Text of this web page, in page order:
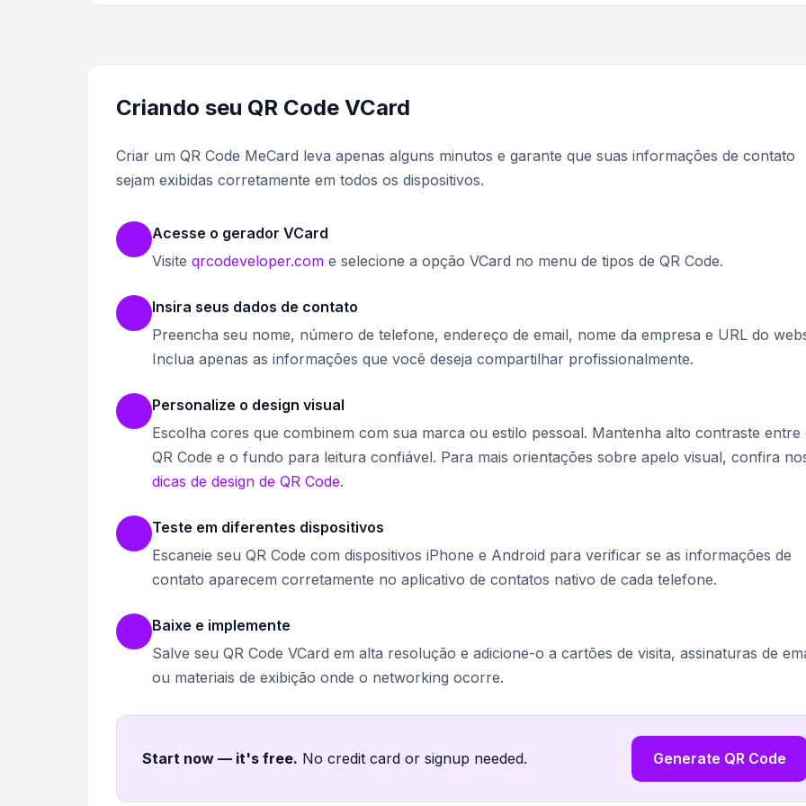
Criando seu QR Code VCard
Criar um QR Code MeCard leva apenas alguns minutos e garante que suas informações de contato
sejam exibidas corretamente em todos os dispositivos.
Acesse o gerador VCard
Visite qrcodeveloper.com e selecione a opção VCard no menu de tipos de QR Code.
Insira seus dados de contato
Preencha seu nome, número de telefone, endereço de email, nome da empresa e URL do
Inclua apenas as informações que você deseja compartilhar profissionalmente.
Personalize o design visual
Escolha cores que combinem com sua marca ou estilo pessoal. Mantenha alto contraste entre
QR Code e o fundo para leitura confiável. Para mais orientações sobre apelo visual, confira
dicas de design de QR Code.
Teste em diferentes dispositivos
Escaneie seu QR Code com dispositivos iPhone e Android para verificar se as informações de
contato aparecem corretamente no aplicativo de contatos nativo de cada telefone.
Baixe e implemente
Salve seu QR Code VCard em alta resolução e adicione-o a cartões de visita, assinaturas de
ou materiais de exibição onde o networking ocorre.
Start now — it's free. No credit card or signup needed. Generate QR Code